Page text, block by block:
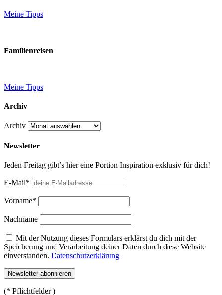
Meine Tipps
Familienreisen
Meine Tipps
Archiv
Archiv
Newsletter
Jeden Freitag gibt’s hier eine Portion Inspiration exklusiv für dich!
E-Mail*
Vorname*
Nachname
Mit der Nutzung dieses Formulars erklärst du dich mit der
Speicherung und Verarbeitung deiner Daten durch diese Website
einverstanden. Datenschutzerklärung
(* Pflichtfelder )